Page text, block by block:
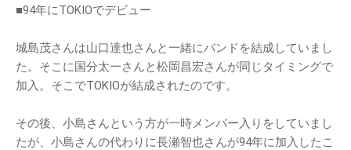
■94年にTOKIOでデビュー
城島茂さんは山口達也さんと一緒にバンドを結成していまし
た。そこに国分太一さんと松岡昌宏さんが同じタイミングで
加入。そこでTOKIOが結成されたのです。
その後、小島さんという方が一時メンバー入りをしていまし
たが、小島さんの代わりに長瀬智也さんが94年に加入したこ